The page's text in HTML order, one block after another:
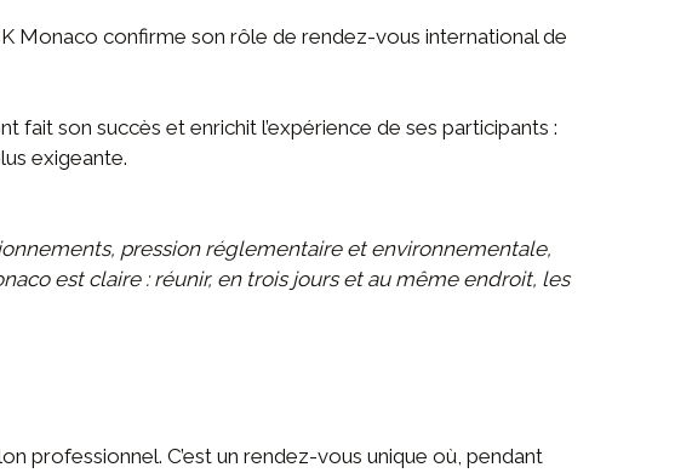
Monaco confirme son rôle de rendez-vous international de
son succès et enrichit l’expérience de ses participants :
exigeante.
pression réglementaire et environnementale,
est claire : réunir, en trois jours et au même endroit, les
professionnel. C’est un rendez-vous unique où, pendant